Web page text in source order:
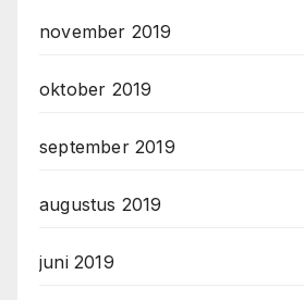
november 2019
oktober 2019
september 2019
augustus 2019
juni 2019